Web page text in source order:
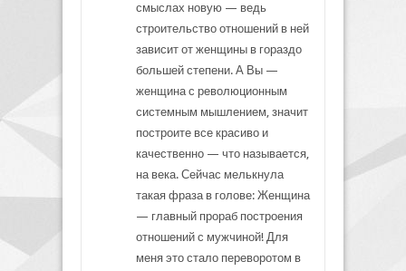
смыслах новую — ведь
строительство отношений в ней
зависит от женщины в гораздо
большей степени. А Вы —
женщина с революционным
системным мышлением, значит
построите все красиво и
качественно — что называется,
на века. Сейчас мелькнула
такая фраза в голове: Женщина
— главный прораб построения
отношений с мужчиной! Для
меня это стало переворотом в